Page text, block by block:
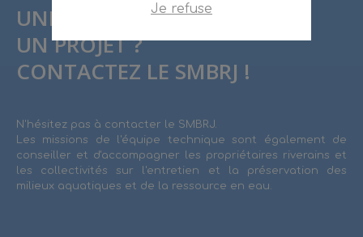
UNE QUESTION ?
UN PROJET ?
CONTACTEZ LE SMBRJ !
N'hésitez pas à contacter le SMBRJ.
Les missions de l'équipe technique sont également de
conseiller et d'accompagner les propriétaires riverains et
les collectivités sur l'entretien et la préservation des
milieux aquatiques et de la ressource en eau.
Je refuse